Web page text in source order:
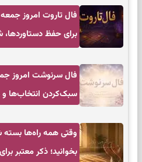
برای حفظ
سبک‌کردن انتخاب‌ها و
وقتی همه راه‌ها
بخوانید؛ ذکر معتبر